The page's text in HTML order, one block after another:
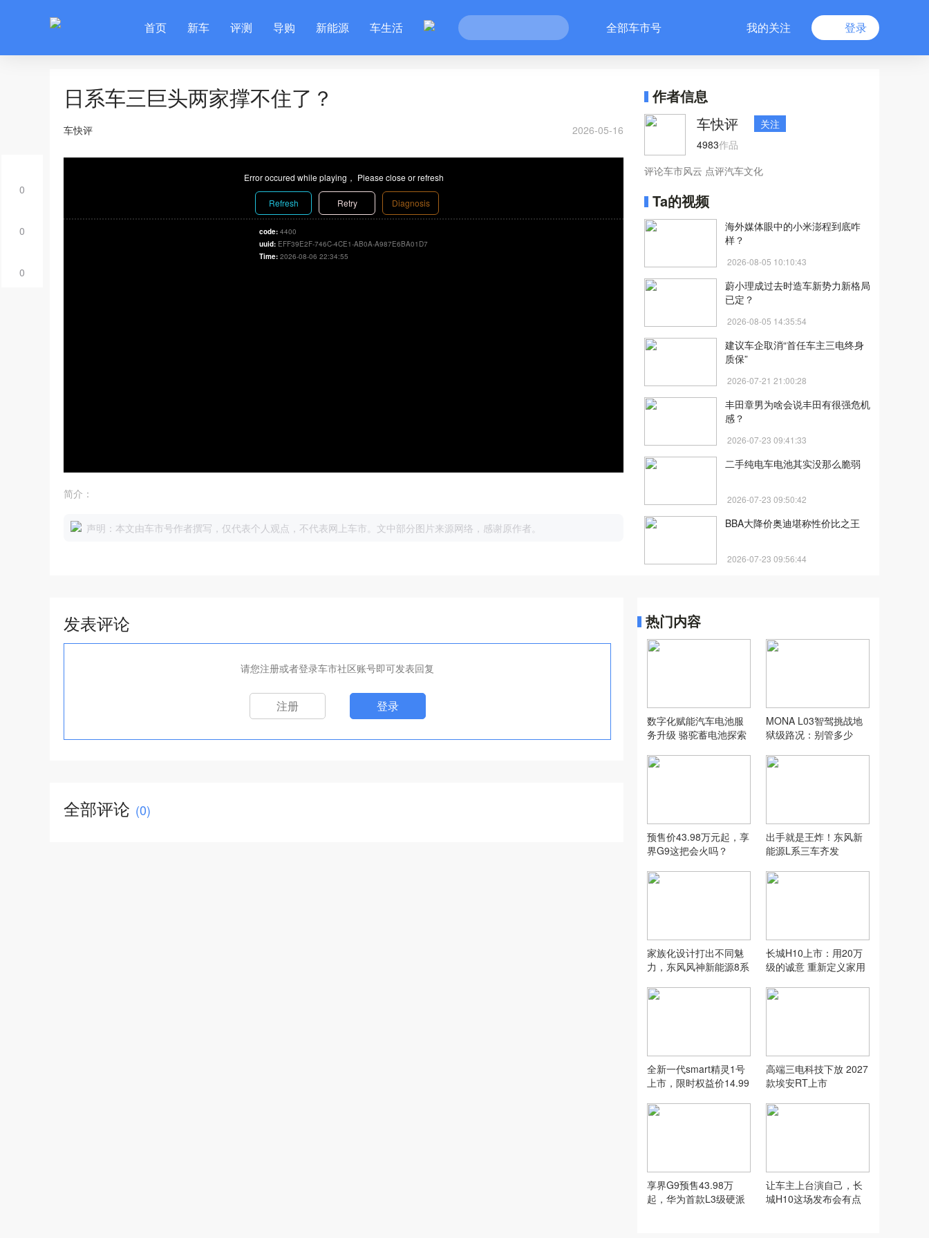
首页 新车 评测 导购 新能源 车生活 全部车市号 我的关注 登录
0
0
0
日系车三巨头两家撑不住了？
车快评 2026-05-16
Error occured while playing， Please close or refresh
Refresh Retry Diagnosis
code: 4400
uuid: EFF39E2F-746C-4CE1-AB0A-A987E6BA01D7
Time: 2026-08-06 22:34:55
简介：
声明：本文由车市号作者撰写，仅代表个人观点，不代表网上车市。文中部分图片来源网络，感谢原作者。
作者信息
车快评
关注
4983作品
评论车市风云 点评汽车文化
Ta的视频
海外媒体眼中的小米澎程到底咋
样？
2026-08-05 10:10:43
蔚小理成过去时造车新势力新格局
已定？
2026-08-05 14:35:54
建议车企取消“首任车主三电终身
质保”
2026-07-21 21:00:28
丰田章男为啥会说丰田有很强危机
感？
2026-07-23 09:41:33
二手纯电车电池其实没那么脆弱
2026-07-23 09:50:42
BBA大降价奥迪堪称性价比之王
2026-07-23 09:56:44
发表评论
请您注册或者登录车市社区账号即可发表回复
注册 登录
全部评论 (0)
热门内容
数字化赋能汽车电池服
务升级 骆驼蓄电池探索
MONA L03智驾挑战地
狱级路况：别管多少
驾
预售价43.98万元起，享
界G9这把会火吗？
出手就是王炸！东风新
能源L系三车齐发
家族化设计打出不同魅
力，东风风神新能源8系
长城H10上市：用20万
级的诚意 重新定义家用
全新一代smart精灵1号
上市，限时权益价14.99
高端三电科技下放 2027
款埃安RT上市
享界G9预售43.98万
起，华为首款L3级硬派
让车主上台演自己，长
城H10这场发布会有点